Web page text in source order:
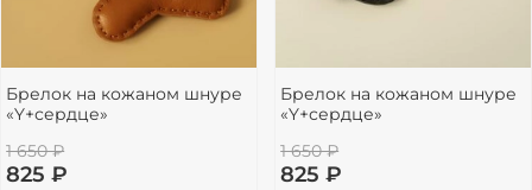
Брелок на кожаном шнуре
«Y+сердце»
1 650 ₽
825 ₽
Брелок на кожаном шнуре
«Y+сердце»
1 650 ₽
825 ₽